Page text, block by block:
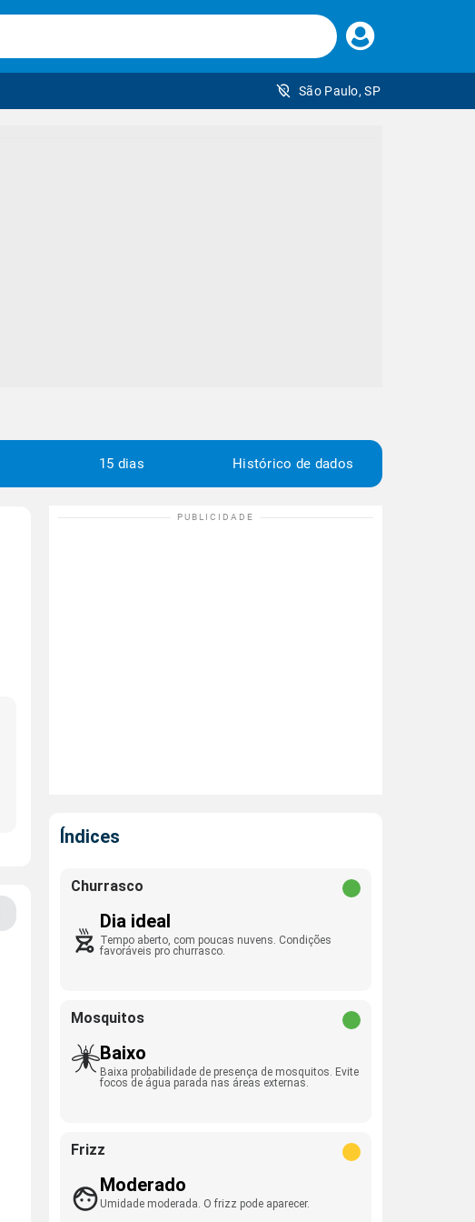
Faça
seu
São Paulo, SP
15 dias Histórico de dados
Índices
Churrasco
Dia ideal
Tempo aberto, com poucas nuvens. Condições
favoráveis pro churrasco.
Mosquitos
Baixo
Baixa probabilidade de presença de mosquitos. Evite
focos de água parada nas áreas externas.
Frizz
Moderado
Umidade moderada. O frizz pode aparecer.